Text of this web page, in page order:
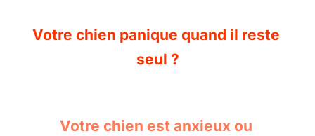
Votre chien panique quand il reste
seul ?
Votre chien est anxieux ou